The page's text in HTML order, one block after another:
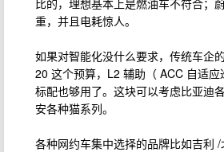
比的，理想基本上是燃油车不符合；
重，并且电耗惊人。
如果对智能化没什么要求，传统车企
20 这个预算，L2 辅助（ ACC 自适
标配也够用了。这块可以考虑比亚迪
安各种猫系列。
各种网约车集中选择的品牌比如吉利